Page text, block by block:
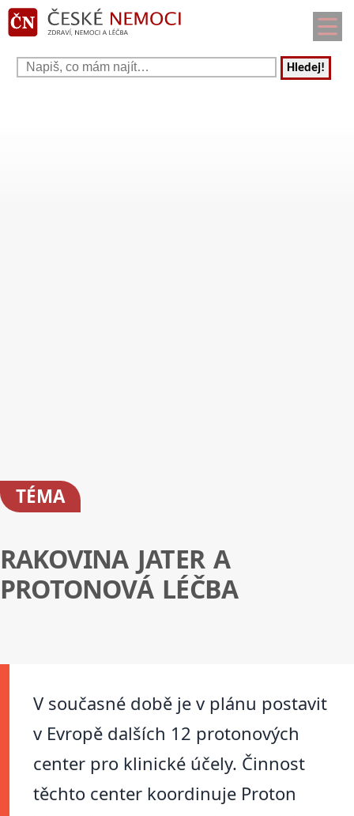
Hledej!
TÉMA
RAKOVINA JATER A
PROTONOVÁ LÉČBA
V současné době je v plánu postavit
v Evropě dalších 12 protonových
center pro klinické účely. Činnost
těchto center koordinuje Proton